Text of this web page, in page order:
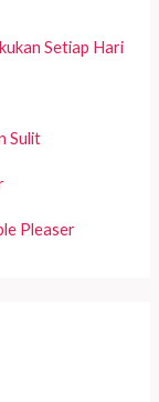
Setiap Hari
Sulit
Pleaser